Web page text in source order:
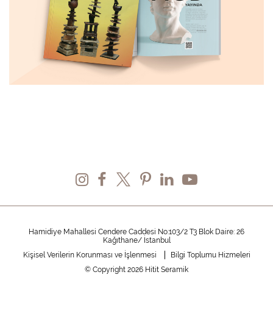
Hamidiye Mahallesi Cendere Caddesi No:103/2 T3 Blok Daire: 26
Kağıthane/ İstanbul
Kişisel Verilerin Korunması ve İşlenmesi
Bilgi Toplumu Hizmeleri
© Copyright 2026 Hitit Seramik